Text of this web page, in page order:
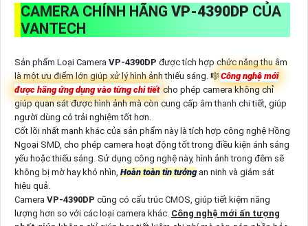
CAMERA CHÍNH HÃNG VP-4390DP CỦA
VANTECH
Sản phẩm Loại Camera VP-4390DP được tích hợp chức năng thu âm
là một ưu điểm lớn giúp xử lý hình ảnh thiếu sáng. 🎼️Công nghệ mới
được hãng ứng dụng vào từng chi tiết cho phép camera không chỉ
giúp quan sát được hình ảnh mà còn cung cấp âm thanh chi tiết, giúp
người dùng có trải nghiệm tốt hơn.
Cốt lõi nhất mạnh khác của sản phẩm này là tích hợp công nghệ Hồng
Ngoại SMD, cho phép camera hoạt động tốt trong điều kiện ánh sáng
yếu hoặc thiếu sáng. Sử dụng công nghệ này, hình ảnh trong đêm sẽ
không bị mờ hay khó nhìn, Hoàn toàn tin tưởngan ninh và giám sát
hiệu quả.
Camera VP-4390DP cũng có cấu trúc CMOS, giúp tiết kiệm năng
lượng hơn so với các loại camera khác. Công nghệ mới ấn tượng